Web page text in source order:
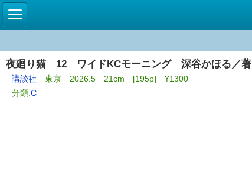
夜廻り猫 12 ワイドKCモーニング 深谷かほる／著
講談社 東京 2026.5 21cm [195p] ¥1300
分類:C